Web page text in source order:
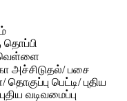
தொப்பி
வெள்ளை
அச்சிடுதல்/ பசை
தொகுப்பு பெட்டி/ புதிய
வடிவமைப்பு